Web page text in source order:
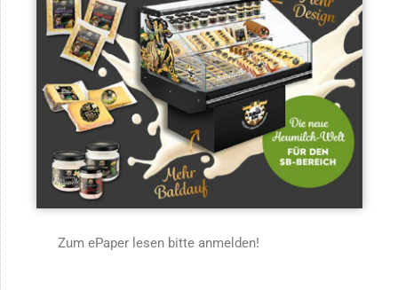
Zum ePaper lesen bitte anmelden!